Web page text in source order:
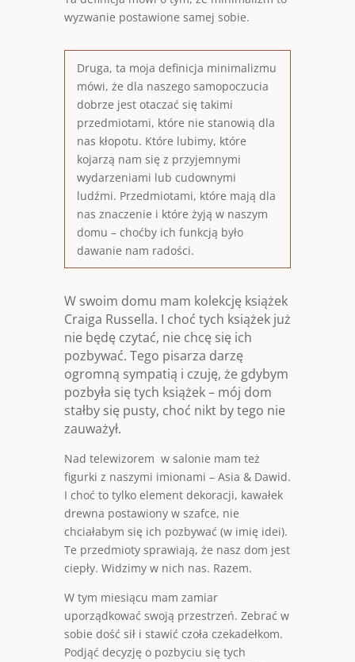
wyzwanie postawione samej sobie.
Druga, ta moja definicja minimalizmu
mówi, że dla naszego samopoczucia
dobrze jest otaczać się takimi
przedmiotami, które nie stanowią dla
nas kłopotu. Które lubimy, które
kojarzą nam się z przyjemnymi
wydarzeniami lub cudownymi
ludźmi. Przedmiotami, które mają dla
nas znaczenie i które żyją w naszym
domu – choćby ich funkcją było
dawanie nam radości.
W swoim domu mam kolekcję książek
Craiga Russella. I choć tych książek już
nie będę czytać, nie chcę się ich
pozbywać. Tego pisarza darzę
ogromną sympatią i czuję, że gdybym
pozbyła się tych książek – mój dom
stałby się pusty, choć nikt by tego nie
zauważył.
Nad telewizorem w salonie mam też
figurki z naszymi imionami – Asia & Dawid.
I choć to tylko element dekoracji, kawałek
drewna postawiony w szafce, nie
chciałabym się ich pozbywać (w imię idei).
Te przedmioty sprawiają, że nasz dom jest
ciepły. Widzimy w nich nas. Razem.
W tym miesiącu mam zamiar
uporządkować swoją przestrzeń. Zebrać w
sobie dość sił i stawić czoła czekadełkom.
Podjąć decyzję o pozbyciu się tych